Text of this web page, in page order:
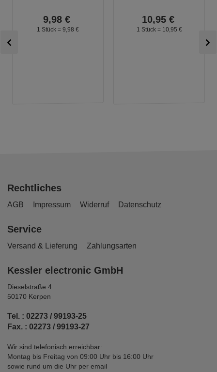
9,98 €
1 Stück = 9, 98 €
10,95 €
1 Stück = 10, 95 €
Rechtliches
AGB Impressum Widerruf Datenschutz
Service
Versand & Lieferung Zahlungsarten
Kessler electronic GmbH
Dieselstraße 4
50170 Kerpen
Tel. : 02273 / 99193-25
Fax. : 02273 / 99193-27
Wir sind telefonisch erreichbar:
Montag bis Freitag von 09:00 Uhr bis 16:00 Uhr
sowie rund um die Uhr per email